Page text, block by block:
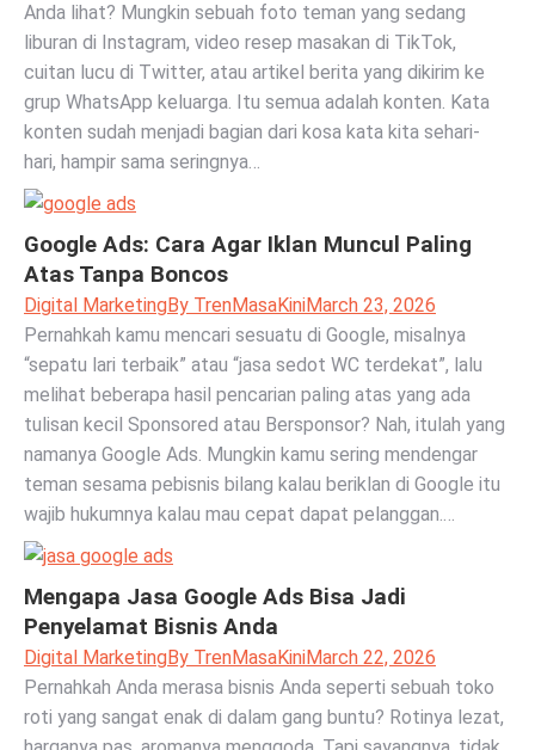
Anda lihat? Mungkin sebuah foto teman yang sedang
liburan di Instagram, video resep masakan di TikTok,
cuitan lucu di Twitter, atau artikel berita yang dikirim ke
grup WhatsApp keluarga. Itu semua adalah konten. Kata
konten sudah menjadi bagian dari kosa kata kita sehari-
hari, hampir sama seringnya…
Google Ads: Cara Agar Iklan Muncul Paling
Atas Tanpa Boncos
Digital MarketingBy TrenMasaKiniMarch 23, 2026
Pernahkah kamu mencari sesuatu di Google, misalnya
“sepatu lari terbaik” atau “jasa sedot WC terdekat”, lalu
melihat beberapa hasil pencarian paling atas yang ada
tulisan kecil Sponsored atau Bersponsor? Nah, itulah yang
namanya Google Ads. Mungkin kamu sering mendengar
teman sesama pebisnis bilang kalau beriklan di Google itu
wajib hukumnya kalau mau cepat dapat pelanggan.…
Mengapa Jasa Google Ads Bisa Jadi
Penyelamat Bisnis Anda
Digital MarketingBy TrenMasaKiniMarch 22, 2026
Pernahkah Anda merasa bisnis Anda seperti sebuah toko
roti yang sangat enak di dalam gang buntu? Rotinya lezat,